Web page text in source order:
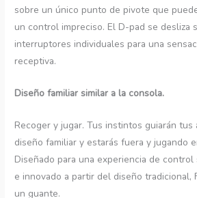
sobre un único punto de pivote que
un control impreciso. El D-pad se desliza
interruptores individuales para una
receptiva.
Diseño familiar similar a la consola.
Recoger y jugar. Tus instintos guiarán
diseño familiar y estarás fuera y jugando
Diseñado para una experiencia de control
e innovado a partir del diseño tradicional,
un guante.